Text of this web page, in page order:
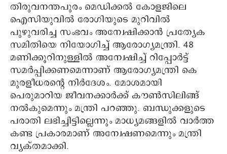
തിരുവനന്തപുരം മെഡിക്കൽ കോളജിലെ
ഐസിയുവിൽ രോഗിയുടെ മുറിവിൽ
പുഴുവരിച്ച സംഭവം അന്വേഷിക്കാൻ പ്രത്യേക
സമിതിയെ നിയോഗിച്ച് ആരോഗ്യമന്ത്രി. 48
മണിക്കൂറിനുള്ളിൽ അന്വേഷിച്ച് റിപ്പോർട്ട്‌
സമർപ്പിക്കണമെന്നാണ് ആരോഗ്യമന്ത്രി കെ
മുരളീധരന്റെ നിർദേശം. മോശമായി
പെരുമാറിയ ജീവനക്കാർക്ക് കൗൺസിലിങ്ങ്
നൽകുമെന്നും മന്ത്രി പറഞ്ഞു. ബന്ധുക്കളുടെ
പരാതി ലഭിച്ചിട്ടില്ലെന്നും മാധ്യമങ്ങളിൽ വാർത്ത
കണ്ട പ്രകാരമാണ് അന്വേഷണമെന്നും മന്ത്രി
വ്യക്തമാക്കി.